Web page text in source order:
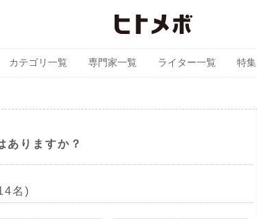
カテゴリ一覧 専門家一覧 ライター一覧 特集
ありますか？
名)